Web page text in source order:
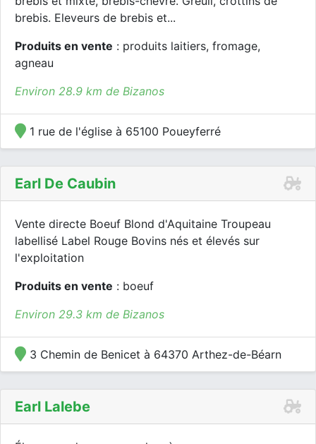
brebis. Eleveurs de brebis et...
Produits en vente : produits laitiers, fromage,
agneau
Environ 28.9 km de Bizanos
1 rue de l'église à 65100 Poueyferré
Earl De Caubin
Vente directe Boeuf Blond d'Aquitaine Troupeau
labellisé Label Rouge Bovins nés et élevés sur
l'exploitation
Produits en vente : boeuf
Environ 29.3 km de Bizanos
3 Chemin de Benicet à 64370 Arthez-de-Béarn
Earl Lalebe